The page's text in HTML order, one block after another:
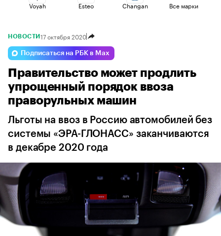
Voyah Esteo Changan
Haval Volga
Lada Omoda Geely
Все марки
НОВОСТИ 17 октября 2020
Подписаться на РБК в Max
Правительство может продлить
упрощенный порядок ввоза
праворульных машин
Льготы на ввоз в Россию автомобилей без
системы «ЭРА-ГЛОНАСС» заканчиваются
в декабре 2020 года